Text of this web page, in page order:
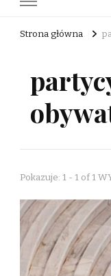
Strona główna
Pokazuje: 1 - 1 of 1